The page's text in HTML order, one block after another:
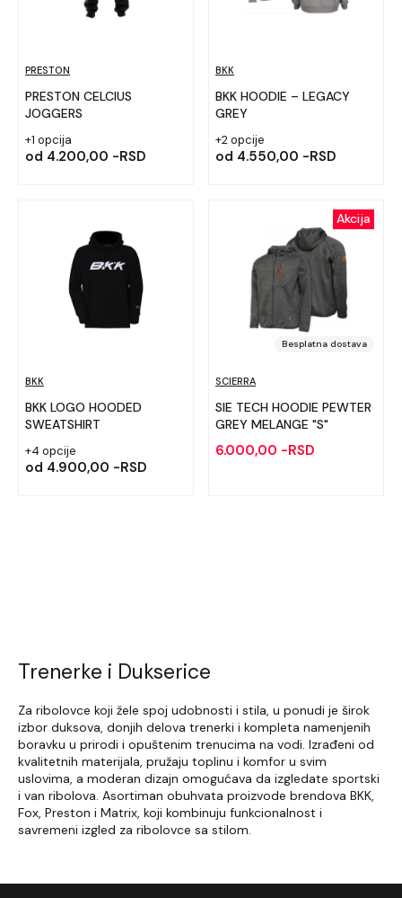
PRESTON
PRESTON CELCIUS
JOGGERS
+1 opcija
od 4.200,00 -RSD
BKK
BKK HOODIE – LEGACY
GREY
+2 opcije
od 4.550,00 -RSD
BKK
BKK LOGO HOODED
SWEATSHIRT
+4 opcije
od 4.900,00 -RSD
Akcija
Besplatna dostava
SCIERRA
SIE TECH HOODIE PEWTER
GREY MELANGE "S"
6.000,00 -RSD
Trenerke i Dukserice
Za ribolovce koji žele spoj udobnosti i stila, u ponudi je širok
izbor duksova, donjih delova trenerki i kompleta namenjenih
boravku u prirodi i opuštenim trenucima na vodi. Izrađeni od
kvalitetnih materijala, pružaju toplinu i komfor u svim
uslovima, a moderan dizajn omogućava da izgledate sportski
i van ribolova. Asortiman obuhvata proizvode brendova BKK,
Fox, Preston i Matrix, koji kombinuju funkcionalnost i
savremeni izgled za ribolovce sa stilom.